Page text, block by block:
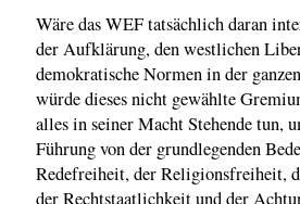
Wäre das WEF tatsächlich daran
der Aufklärung, den westlichen
demokratische Normen in der
würde dieses nicht gewählte
alles in seiner Macht Stehende tun,
Führung von der grundlegenden
Redefreiheit, der Religionsfreiheit,
der Rechtstaatlichkeit und der